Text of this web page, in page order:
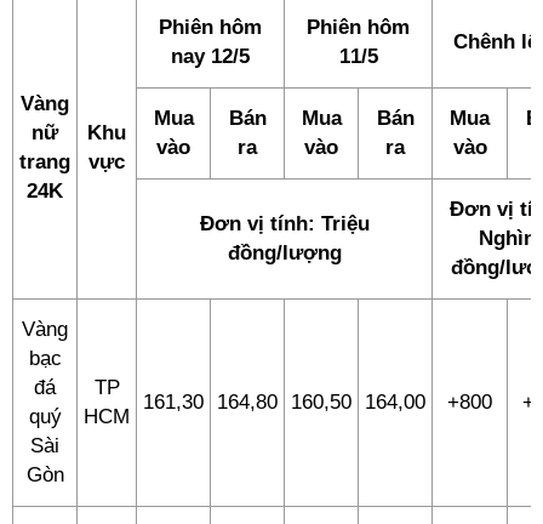
Vàng
nữ
trang
24K
Khu
vực
Phiên hôm
nay 12/5
Phiên hôm
11/5
Chênh
Mua
vào
Bán
ra
Mua
vào
Bán
ra
Mua
vào
Đơn vị tính: Triệu
đồng/lượng
Đơn vị
Nghìn
đồng/
Vàng
bạc
đá
quý
Sài
Gòn
TP
HCM
161,30 164,80 160,50 164,00 +800